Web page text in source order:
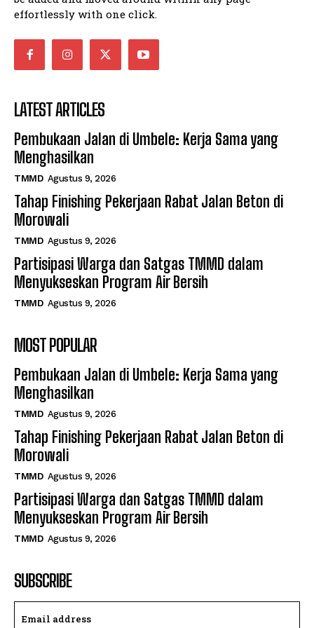
effortlessly with one click.
LATEST ARTICLES
Pembukaan Jalan di Umbele: Kerja Sama yang
Menghasilkan
TMMD Agustus 9, 2026
Tahap Finishing Pekerjaan Rabat Jalan Beton di
Morowali
TMMD Agustus 9, 2026
Partisipasi Warga dan Satgas TMMD dalam
Menyukseskan Program Air Bersih
TMMD Agustus 9, 2026
MOST POPULAR
Pembukaan Jalan di Umbele: Kerja Sama yang
Menghasilkan
TMMD Agustus 9, 2026
Tahap Finishing Pekerjaan Rabat Jalan Beton di
Morowali
TMMD Agustus 9, 2026
Partisipasi Warga dan Satgas TMMD dalam
Menyukseskan Program Air Bersih
TMMD Agustus 9, 2026
SUBSCRIBE